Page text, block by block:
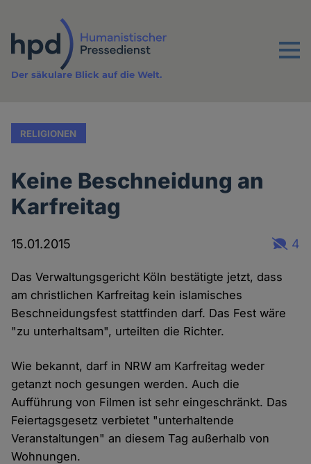
Inhalt
Menu
Der säkulare Blick auf die Welt.
RELIGIONEN
Keine Beschneidung an
Karfreitag
15.01.2015 4
Das Verwaltungsgericht Köln bestätigte jetzt, dass
am christlichen Karfreitag kein islamisches
Beschneidungsfest stattfinden darf. Das Fest wäre
"zu unterhaltsam", urteilten die Richter.
Wie bekannt, darf in NRW am Karfreitag weder
getanzt noch gesungen werden. Auch die
Aufführung von Filmen ist sehr eingeschränkt. Das
Feiertagsgesetz verbietet "unterhaltende
Veranstaltungen" an diesem Tag außerhalb von
Wohnungen.